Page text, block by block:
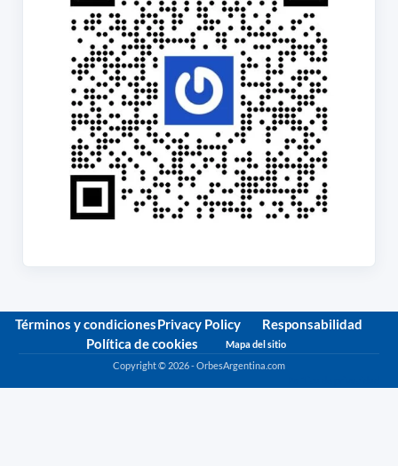
Términos y condicionesPrivacy Policy
Responsabilidad
Política de cookies
Mapa del sitio
Copyright © 2026 - OrbesArgentina.com